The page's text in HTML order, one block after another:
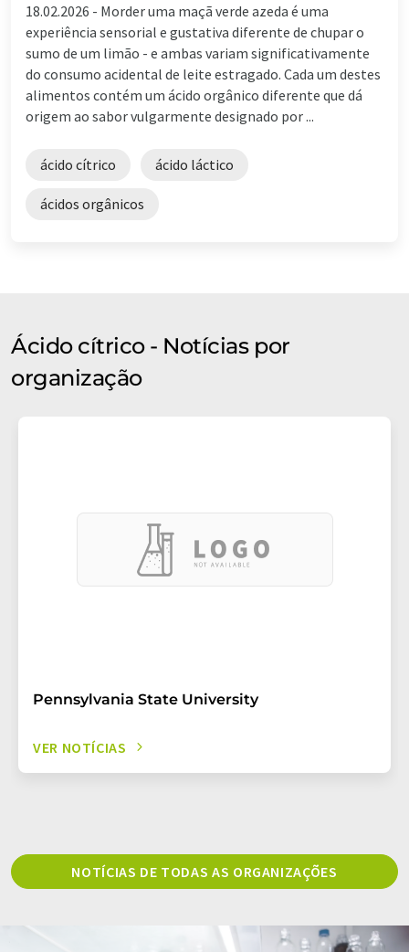
18.02.2026 - Morder uma maçã verde azeda é uma
experiência sensorial e gustativa diferente de chupar o
sumo de um limão - e ambas variam significativamente
do consumo acidental de leite estragado. Cada um destes
alimentos contém um ácido orgânico diferente que dá
origem ao sabor vulgarmente designado por ...
ácido cítrico ácido láctico
ácidos orgânicos
Ácido cítrico - Notícias por
organização
Pennsylvania State University
VER NOTÍCIAS
NOTÍCIAS DE TODAS AS ORGANIZAÇÕES